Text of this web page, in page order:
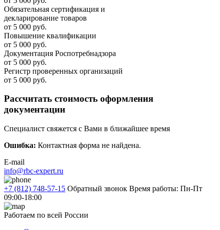
Обязательная сертификация и
декларирование товаров
от 5 000 руб.
Повышение квалификации
от 5 000 руб.
Документация Роспотребнадзора
от 5 000 руб.
Регистр проверенных организаций
от 5 000 руб.
Рассчитать стоимость оформления
документации
Специалист свяжется с Вами в ближайшее время
Ошибка: Контактная форма не найдена.
E-mail
info@rbc-expert.ru
+7 (812) 748-57-15 Обратный звонок Время работы: Пн-Пт
09:00-18:00
Работаем по всей России